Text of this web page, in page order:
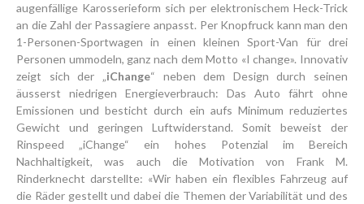
augenfällige Karosserieform sich per elektronischem Heck-Trick
an die Zahl der Passagiere anpasst. Per Knopfruck kann man den
1-Personen-Sportwagen in einen kleinen Sport-Van für drei
Personen ummodeln, ganz nach dem Motto «I change». Innovativ
zeigt sich der „iChange“ neben dem Design durch seinen
äusserst niedrigen Energieverbrauch: Das Auto fährt ohne
Emissionen und besticht durch ein aufs Minimum reduziertes
Gewicht und geringen Luftwiderstand. Somit beweist der
Rinspeed „iChange“ ein hohes Potenzial im Bereich
Nachhaltigkeit, was auch die Motivation von Frank M.
Rinderknecht darstellte: «Wir haben ein flexibles Fahrzeug auf
die Räder gestellt und dabei die Themen der Variabilität und des